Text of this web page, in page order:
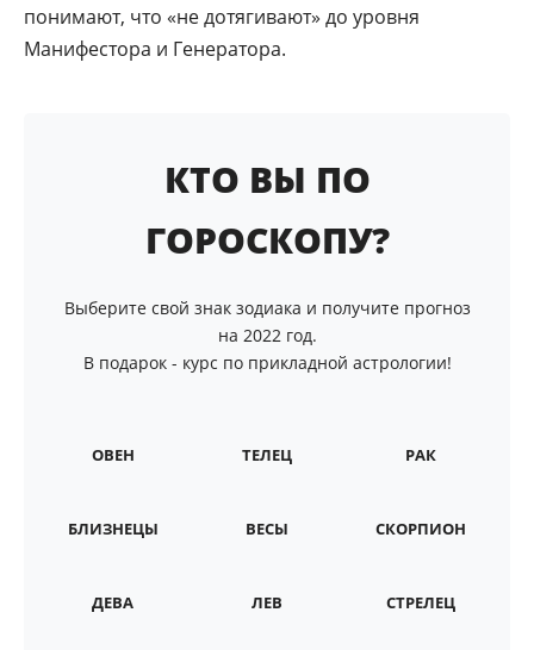
понимают, что «не дотягивают» до уровня
Манифестора и Генератора.
КТО ВЫ ПО
ГОРОСКОПУ?
Выберите свой знак зодиака и получите прогноз
на 2022 год.
В подарок - курс по прикладной астрологии!
ОВЕН ТЕЛЕЦ РАК
БЛИЗНЕЦЫ ВЕСЫ СКОРПИОН
ДЕВА ЛЕВ СТРЕЛЕЦ